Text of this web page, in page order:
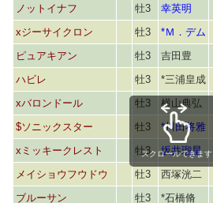
ノットイナフ
牡3 幸英明
xジーサイクロン
牡3 *Ｍ．デム
ピュアキアン
牡3 吉田豊
ハビレ
牡3 *三浦皇成
xバロンドール
牡3 横山典弘
$ソニックスター
牡3 *川田将雅
xミッキークレスト
牡3 坂井瑠星
メイショウフウドウ
牡3 西塚洸二
ブルーサン
牡3 *石橋脩
スクロールできます